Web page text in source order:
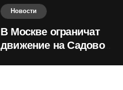
Новости
В Москве ограничат
движение на Садовом